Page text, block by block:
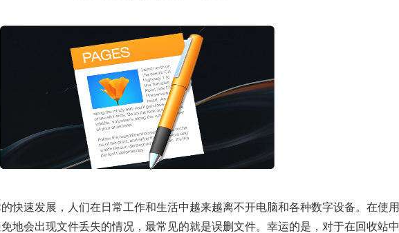
快速发展，人们在日常工作和生活中越来越离不开电脑和各种数字设备。在使用
地会出现文件丢失的情况，最常见的就是误删文件。幸运的是，对于在回收站中